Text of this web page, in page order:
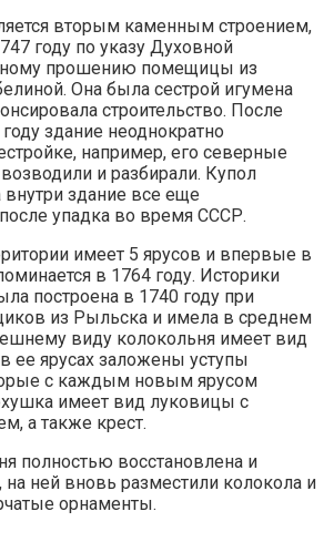
вторым каменным строением,
году по указу Духовной
прошению помещицы из
Она была сестрой игумена
строительство. После
здание неоднократно
например, его северные
и разбирали. Купол
внутри здание все еще
упадка во время СССР.
имеет 5 ярусов и впервые в
в 1764 году. Историки
построена в 1740 году при
из Рыльска и имела в среднем
виду колокольня имеет вид
ее ярусах заложены уступы
с каждым новым ярусом
имеет вид луковицы с
а также крест.
полностью восстановлена и
на ней вновь разместили колокола и
орнаменты.